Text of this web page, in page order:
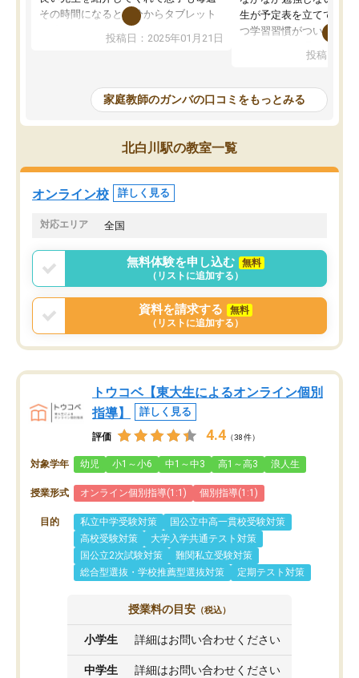
その時間になると自分からタブレット
を開いてzoomを繋げるようになりまし
た！5科目なんでもOKなのもとても気
めて1年ほどだった今では平均点以上の
科目が増えてきました！あと1年受験ま
であるので無料の週末教室を使用しな
がら頑張って欲しいと思います！
投稿日：2025年01月21日
生が予定表を立ててくれ
つ学習習慣がついてきま
指導が無い日も予定表
問できるのでとても助か
投稿日：
家庭教師のガンバの口コミをもっとみる
北白川駅の教室一覧
オンライン校 詳しく見る
対応エリア 全国
無料体験を申し込む
無料
（リストに追加する）
資料を請求する
無料
（リストに追加する）
トウコベ【東大生によるオンライン個別
指導】
詳しく見る
評価 4.4 （38件）
対象学年 幼児 小1～小6 中1～中3 高1～高3 浪人生
授業形式 オンライン個別指導(1:1) 個別指導(1:1)
目的 私立中学受験対策
国公立中高一貫校受験対策
高校受験対策
大学入学共通テスト対策
国公立2次試験対策
難関私立受験対策
総合型選抜・学校推薦型選抜対策
定期テスト対策
授業料の目安 （税込）
小学生 詳細はお問い合わせください
中学生 詳細はお問い合わせください